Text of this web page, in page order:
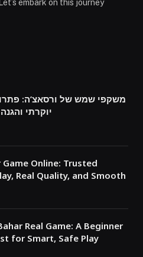
embark on this journey
משקפי שמש של ורסאצ’ה:
יוקרתי
Online: Trusted
Real Quality, and Smooth
Real Game: A Beginner
for Smart, Safe Play